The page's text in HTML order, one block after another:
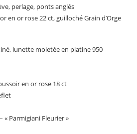
perlage, ponts anglés
en or rose 22 ct, guilloché Grain d’Orge
lunette moletée en platine 950
en or rose 18 ct
« Parmigiani Fleurier »